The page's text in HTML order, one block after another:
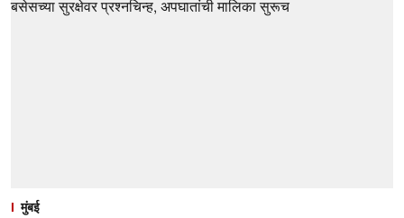
मुंबई